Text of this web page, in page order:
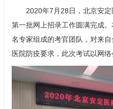
2020年7月28日，北京安定
第一批网上招录工作圆满完成
名专家组成的考官团队，对来
医院防疫要求，此次考试以网